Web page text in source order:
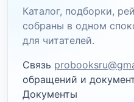
Каталог, подборки,
собраны в одном
для читателей.
Связь
обращений и
Документы